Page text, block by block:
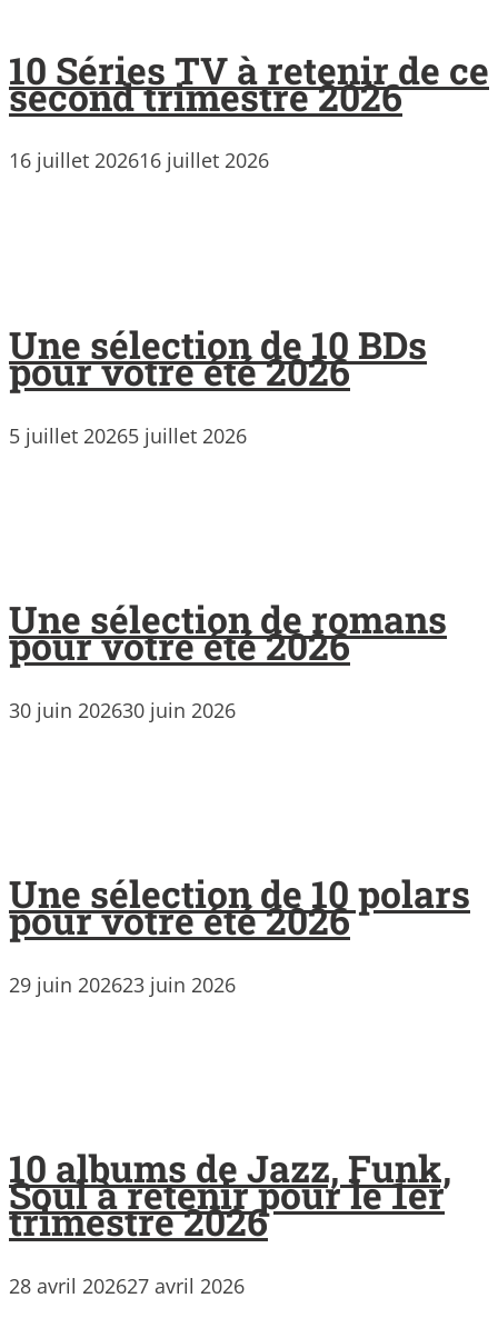
10 Séries TV à retenir de ce
second trimestre 2026
16 juillet 202616 juillet 2026
Une sélection de 10 BDs
pour votre été 2026
5 juillet 20265 juillet 2026
Une sélection de romans
pour votre été 2026
30 juin 202630 juin 2026
Une sélection de 10 polars
pour votre été 2026
29 juin 202623 juin 2026
10 albums de Jazz, Funk,
Soul à retenir pour le 1er
trimestre 2026
28 avril 202627 avril 2026